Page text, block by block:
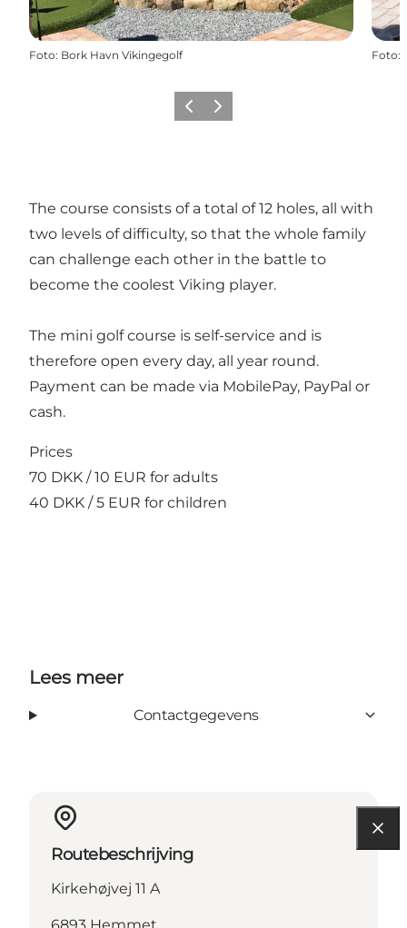
Foto: Bork Havn Vikingegolf Foto:
Vorige Volgende
The course consists of a total of 12 holes, all with
two levels of difficulty, so that the whole family
can challenge each other in the battle to
become the coolest Viking player.
The mini golf course is self-service and is
therefore open every day, all year round.
Payment can be made via MobilePay, PayPal or
cash.
Prices
70 DKK / 10 EUR for adults
40 DKK / 5 EUR for children
Lees meer
Contactgegevens
Routebeschrijving
Kirkehøjvej 11 A